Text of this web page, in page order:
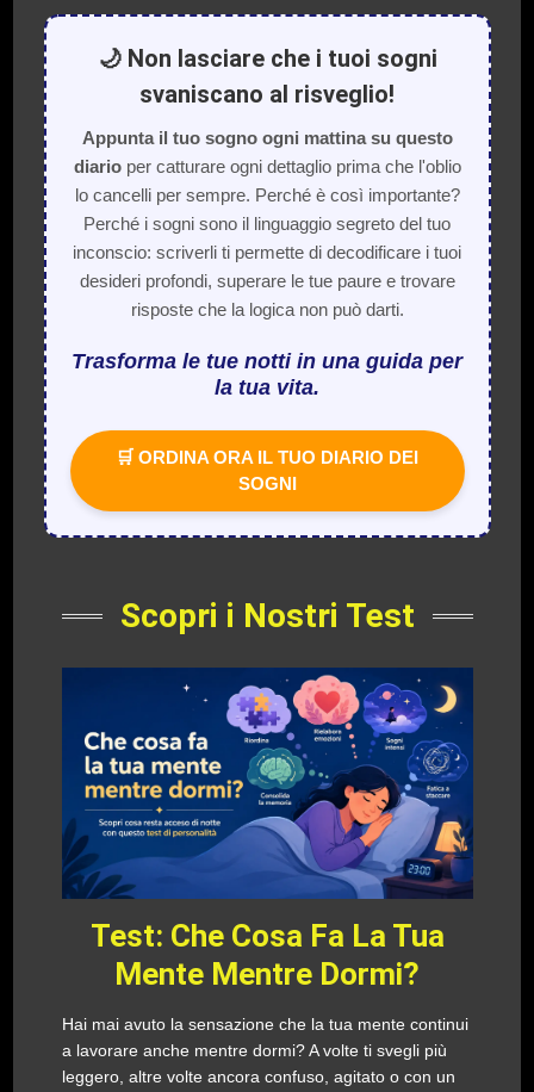
🌙 Non lasciare che i tuoi sogni
svaniscano al risveglio!
Appunta il tuo sogno ogni mattina su questo
diarioper catturare ogni dettaglio prima che l'oblio
lo cancelli per sempre. Perché è così importante?
Perché i sogni sono il linguaggio segreto del tuo
inconscio: scriverli ti permette di decodificare i tuoi
desideri profondi, superare le tue paure e trovare
risposte che la logica non può darti.
Trasforma le tue notti in una guida per
la tua vita.
🛒 ORDINA ORA IL TUO DIARIO DEI
SOGNI
Scopri i Nostri Test
Test: Che Cosa Fa La Tua
Mente Mentre Dormi?
Hai mai avuto la sensazione che la tua mente continui
a lavorare anche mentre dormi? A volte ti svegli più
leggero, altre volte ancora confuso, agitato o con un